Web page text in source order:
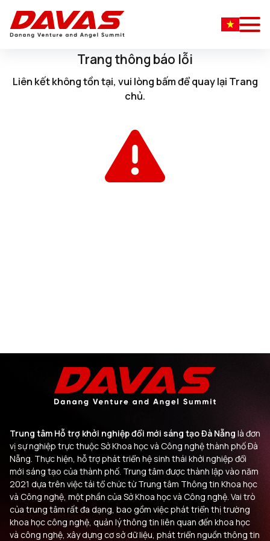
Trang thông báo lỗi
Liên kết không tồn tại, vui lòng bấmđể quay lại Trang
chủ.
Trung tâm Hỗ trợ khởi nghiệp đổi mới sáng tạo Đà Nẵng là đơn
vị sự nghiệp trực thuộc Sở Khoa học và Công nghệ thành phố Đà
Nẵng. Thực hiện, hỗ trợ phát triển hệ sinh thái khởi nghiệp đổi
mới sáng tạo của thành phố. Trung tâm được thành lập vào năm
2021 dựa trên việc tái tổ chức từ Trung tâm Thông tin Khoa học
và Công nghệ, một phần của Sở Khoa học và Công nghệ. Vai trò
của trung tâm rất đa dạng, bao gồm việc phát triển thị trường
khoa học công nghệ, quản lý thông tin liên quan đến khoa học
và công nghệ, xây dựng cơ sở dữ liệu, phát triển nguồn thông tin